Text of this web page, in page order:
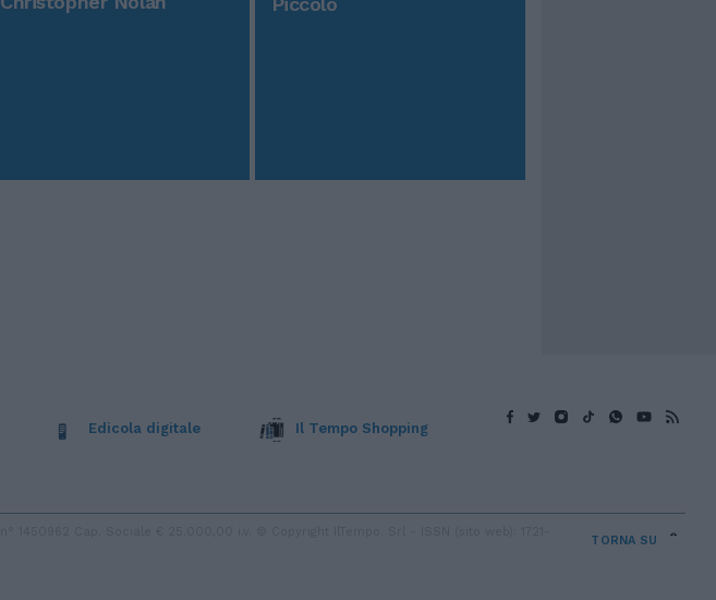
Edicola digitale Il Tempo Shopping
TORNA SU